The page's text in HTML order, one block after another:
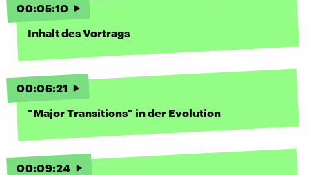
00:05:10
Inhalt des Vortrags
00:06:21
"Major Transitions" in der Evolution
00:09:24